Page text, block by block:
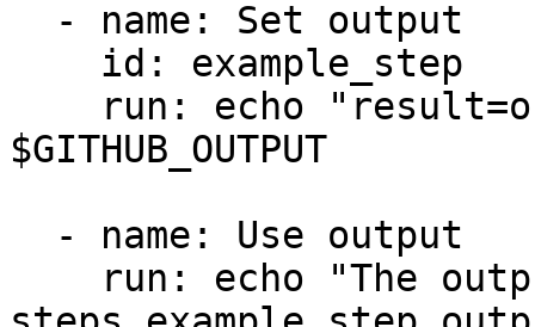
$GITHUB_OUTPUT